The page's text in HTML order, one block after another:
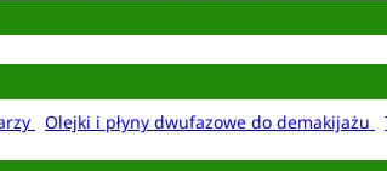
Olejki i płyny dwufazowe do demakijażu